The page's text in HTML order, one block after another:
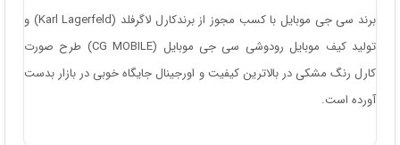
برند سی جی موبایل با کسب مجوز از برندکارل لاگرفلد (Karl Lagerfeld) و
تولید کیف موبایل رودوشی سی جی موبایل (CG MOBILE) طرح صورت
کارل رنگ مشکی در بالاترین کیفیت و اورجینال جایگاه خوبی در بازار بدست
آورده است.